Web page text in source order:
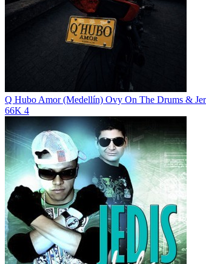
Q Hubo Amor (Medellín) Ovy On The Drums &
66K 4